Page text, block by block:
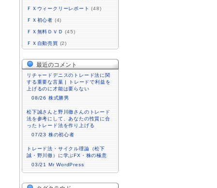
ＦＸウィークリーレポート (48)
ＦＸ初心者 (4)
ＦＸ無料ＤＶＤ (45)
ＦＸ自動売買 (2)
最近のコメント
リチャードデニスのトレード法に関
する重要な言葉 | トレードで利益を
上げるのに才能は要らない
08/26 株式勝男
松下誠さんと野川徹さんのトレード
法を参考にして、あなたの性質に合
ったトレード法を作り上げる
07/23 株の初心者
トレード法・サイクル理論（松下
誠・野川徹）に学ぶFX・株の極意
03/21
Mr WordPress